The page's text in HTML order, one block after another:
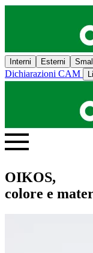
Interni Esterni
Dichiarazioni CAM
OIKOS,
colore e